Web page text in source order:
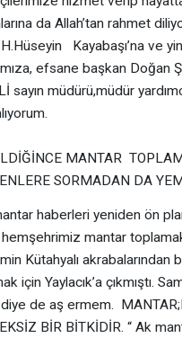
da Allah’tan rahmet
Kayabaşı’na ve
efsane başkan Doğan
müdürü,müdür
MANTAR
SORMADAN DA
haberleri yeniden ön
hemşehrimiz mantar
Kütahyalı akrabalarından
için Yaylacık’a çıkmıştı.
de aş ermem.
BİR BİTKİDİR. “ Ak